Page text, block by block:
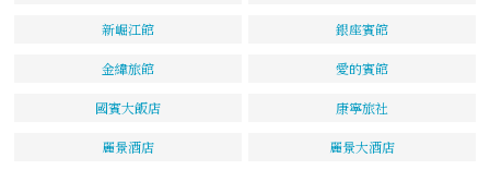
新崛江館 銀座賓館
金緯旅館 愛的賓館
國賓大飯店 康寧旅社
麗景酒店 麗景大酒店